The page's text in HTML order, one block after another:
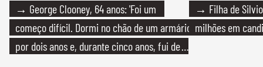
→ George Clooney, 64 anos: 'Foi um
começo difícil. Dormi no chão de um armário
por dois anos e, durante cinco anos, fui de
→ Filha de Silvio
milhões em